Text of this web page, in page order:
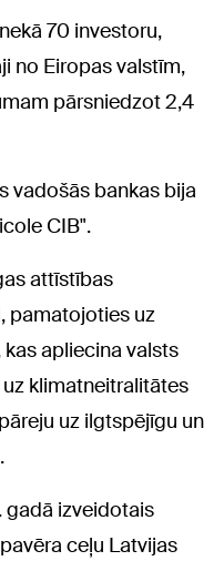
70 investoru,
no Eiropas valstīm,
pārsniedzot 2,4
vadošās bankas bija
CIB".
attīstības
pamatojoties uz
apliecina valsts
klimatneitralitātes
uz ilgtspējīgu un
gadā izveidotais
ceļu Latvijas